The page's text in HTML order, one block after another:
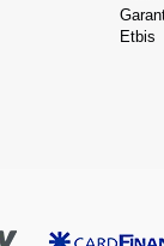
Etbis